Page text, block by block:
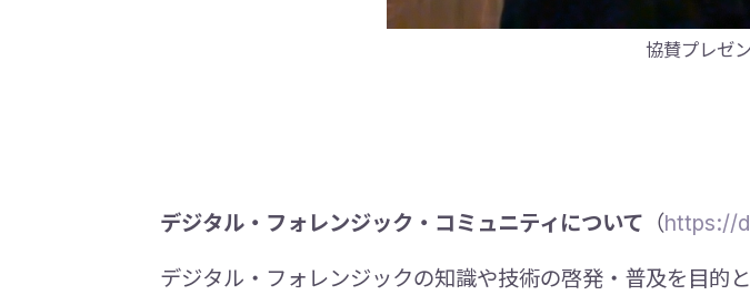
協賛プレゼ
デジタル・フォレンジック・コミュニティについて （https://
デジタル・フォレンジックの知識や技術の啓発・普及を目的